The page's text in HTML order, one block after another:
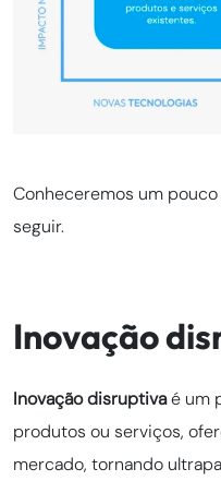
Conheceremos um
seguir.
Inovação
Inovação disruptivaé um
produtos ou serviços,
mercado, tornando